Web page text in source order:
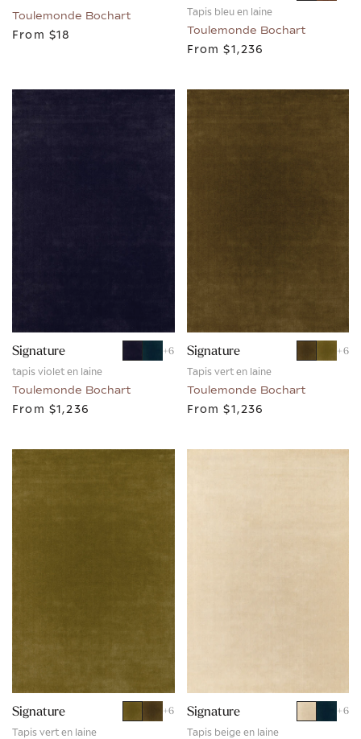
Toulemonde Bochart
From $18
Tapis bleu en laine
Toulemonde Bochart
From $1,236
Signature +6
tapis violet en laine
Toulemonde Bochart
From $1,236
Signature +6
Tapis vert en laine
Toulemonde Bochart
From $1,236
Signature +6
Tapis vert en laine
Signature +6
Tapis beige en laine